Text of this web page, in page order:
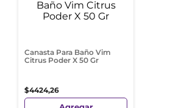
Canasta Para Baño Vim
Citrus Poder X 50 Gr
$4424,26